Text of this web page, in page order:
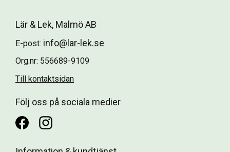
Lär & Lek, Malmö AB
E-post: info@lar-lek.se
Org.nr: 556689-9109
Till kontaktsidan
Följ oss på sociala medier